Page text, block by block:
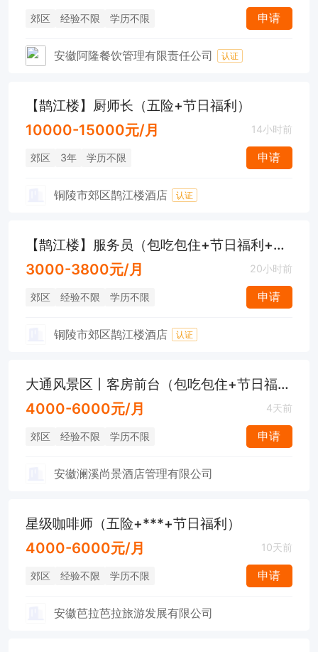
郊区 经验不限 学历不限 申请
安徽阿隆餐饮管理有限责任公司 认证
【鹊江楼】厨师长（五险+节日福利）
10000-15000元/月 14小时前
郊区 3年 学历不限 申请
铜陵市郊区鹊江楼酒店 认证
【鹊江楼】服务员（包吃包住+节日福利+大通附近）
3000-3800元/月 20小时前
郊区 经验不限 学历不限 申请
铜陵市郊区鹊江楼酒店 认证
大通风景区丨客房前台（包吃包住+节日福利）
4000-6000元/月 4天前
郊区 经验不限 学历不限 申请
安徽澜溪尚景酒店管理有限公司
星级咖啡师（五险+***+节日福利）
4000-6000元/月 10天前
郊区 经验不限 学历不限 申请
安徽芭拉芭拉旅游发展有限公司